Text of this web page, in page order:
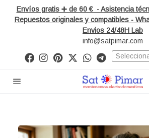
Envíos gratis ➕ de 60 € - Asistencia
Repuestos originales y compatibles -
Envios 24/48H Lab
info@satpimar.com